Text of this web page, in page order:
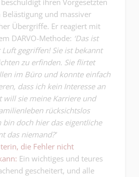
ihren Vorgesetzten
Belästigung und massiver
Übergriffe. Er reagiert mit
DARVO-Methode: ‘Das ist
Luft gegriffen! Sie ist bekannt
zu erfinden. Sie flirtet
im Büro und konnte einfach
dass ich kein Interesse an
will sie meine Karriere und
rücksichtslos
bin doch hier das eigentliche
das niemand?’
die Fehler nicht
Ein wichtiges und teures
gescheitert, und alle